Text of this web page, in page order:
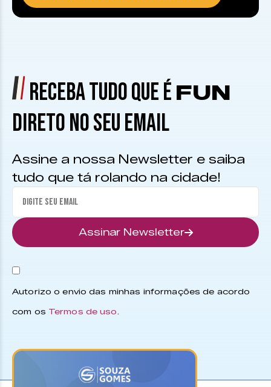
RECEBA TUDO QUE É FUN
DIRETO NO SEU EMAIL
Assine a nossa Newsletter e saiba
tudo que tá rolando na cidade!
Assinar Newsletter
Autorizo o envio das minhas informações de acordo
com os Termos de uso.